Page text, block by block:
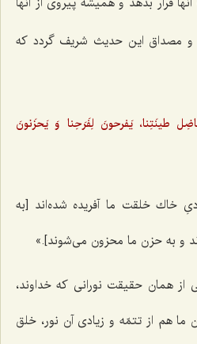
و مصداق این حدیث شریف گردد که
طينَتِنا، يَفرحونَ لِفَرَحِنا وَ يَحزَنونَ
خاك خلقت ما آفريده شده‌اند [به
و به حزن ما محزون می‌شوند].»
از همان حقيقت نورانى كه خداوند،
ما هم از تتمّه و زيادى آن نور، خلق